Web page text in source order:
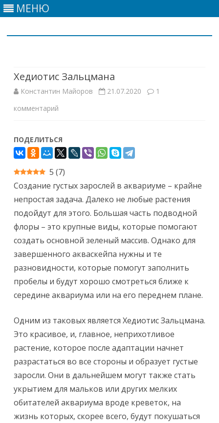
МЕНЮ
Хедиотис Зальцмана
Константин Майоров 21.07.2020
1
комментарий
Хедиотис
Зальцмана
ПОДЕЛИТЬСЯ
5 (7)
Создание густых зарослей в аквариуме – крайне
непростая задача. Далеко не любые растения
подойдут для этого. Большая часть подводной
флоры – это крупные виды, которые помогают
создать основной зеленый массив. Однако для
завершенного акваскейпа нужны и те
разновидности, которые помогут заполнить
пробелы и будут хорошо смотреться ближе к
середине аквариума или на его переднем плане.
Одним из таковых является Хедиотис Зальцмана.
Это красивое, и, главное, неприхотливое
растение, которое после адаптации начнет
разрастаться во все стороны и образует густые
заросли. Они в дальнейшем могут также стать
укрытием для мальков или других мелких
обитателей аквариума вроде креветок, на
жизнь которых, скорее всего, будут покушаться